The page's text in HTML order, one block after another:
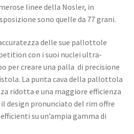
linee della Nosler, in
sono quelle da 77 grani.
delle sue pallottole
con i suoi nuclei ultra-
per creare una palla di precisione
La punta cava della pallottola
ridotta e una maggiore efficienza
design pronunciato del rim offre
su un’ampia gamma di